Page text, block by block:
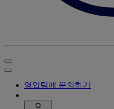
영업팀에 문의하기